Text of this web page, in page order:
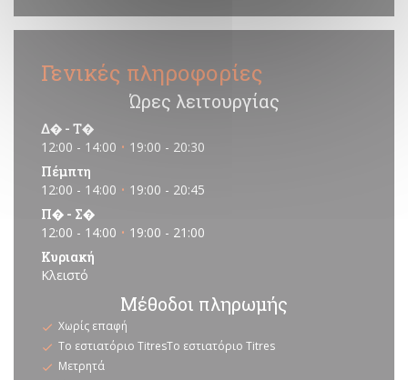
Γενικές πληροφορίες
Ώρες λειτουργίας
Δ� - Τ�
12:00 - 14:00 • 19:00 - 20:30
Πέμπτη
12:00 - 14:00 • 19:00 - 20:45
Π� - Σ�
12:00 - 14:00 • 19:00 - 21:00
Κυριακή
Κλειστό
Μέθοδοι πληρωμής
Χωρίς επαφή
Το εστιατόριο TitresΤο εστιατόριο Titres
Μετρητά